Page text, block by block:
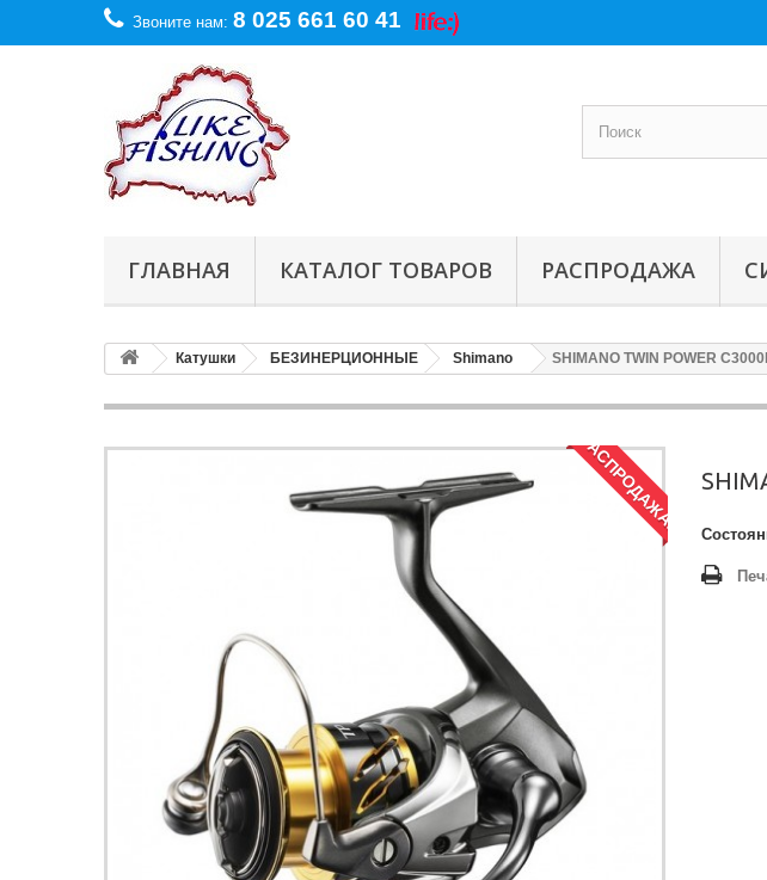
Звоните нам: 8 025 661 60 41
ГЛАВНАЯ КАТАЛОГ ТОВАРОВ РАСПРОДАЖА
Катушки БЕЗИНЕРЦИОННЫЕ Shimano SHIMANO TWIN POWER
РАСПРОДАЖА!